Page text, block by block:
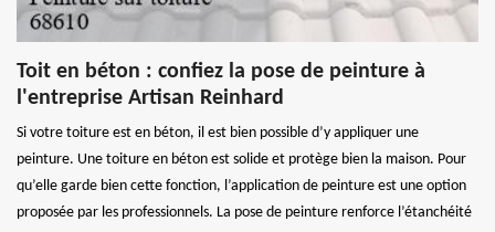
Toit en béton : confiez la pose de peinture à
l'entreprise Artisan Reinhard
Si votre toiture est en béton, il est bien possible d’y appliquer une
peinture. Une toiture en béton est solide et protège bien la maison. Pour
qu’elle garde bien cette fonction, l’application de peinture est une option
proposée par les professionnels. La pose de peinture renforce l’étanchéité